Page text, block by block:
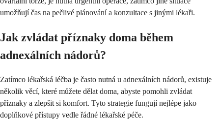
umožňují čas na pečlivé plánování a konzultace s jinými lékaři.
Jak zvládat příznaky doma během
adnexálních nádorů?
Zatímco lékařská léčba je často nutná u adnexálních nádorů, existuje
několik věcí, které můžete dělat doma, abyste pomohli zvládat
příznaky a zlepšit si komfort. Tyto strategie fungují nejlépe jako
doplňkové přístupy vedle řádné lékařské péče.